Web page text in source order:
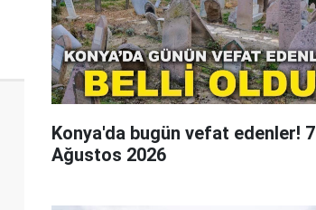
Konya'da bugün vefat edenler! 7
Ağustos 2026